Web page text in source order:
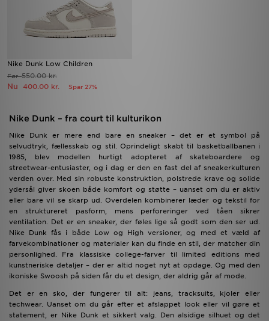
Nike Dunk Low Children
Før550.00 kr.
Nu 400.00 kr. Spar 27%
Nike Dunk – fra court til kulturikon
Nike Dunk er mere end bare en sneaker – det er et symbol på
selvudtryk, fællesskab og stil. Oprindeligt skabt til basketballbanen i
1985, blev modellen hurtigt adopteret af skateboardere og
streetwear-entusiaster, og i dag er den en fast del af sneakerkulturen
verden over. Med sin robuste konstruktion, polstrede krave og solide
ydersål giver skoen både komfort og støtte – uanset om du er aktiv
eller bare vil se skarp ud. Overdelen kombinerer læder og tekstil for
en struktureret pasform, mens perforeringer ved tåen sikrer
ventilation. Det er en sneaker, der føles lige så godt som den ser ud.
Nike Dunk fås i både Low og High versioner, og med et væld af
farvekombinationer og materialer kan du finde en stil, der matcher din
personlighed. Fra klassiske college-farver til limited editions med
kunstneriske detaljer – der er altid noget nyt at opdage. Og med den
ikoniske Swoosh på siden får du et design, der aldrig går af mode.
Det er en sko, der fungerer til alt: jeans, tracksuits, kjoler eller
techwear. Uanset om du går efter et afslappet look eller vil gøre et
statement, er Nike Dunk et sikkert valg. Den alsidige silhuet og det